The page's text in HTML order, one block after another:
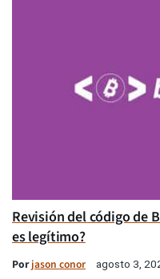
Revisión del código de
es legítimo?
Porjason conor agosto 3,